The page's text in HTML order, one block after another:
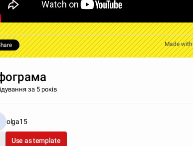
Made with
за 5 років
olga15
Use as template